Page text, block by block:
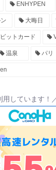
ENHYPEN
大晦日
ットカード
温泉 パリ
用しています！